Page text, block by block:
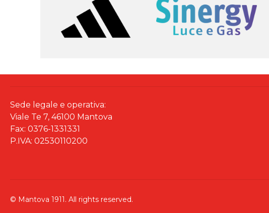
Sede legale e operativa:
Viale Te 7, 46100 Mantova
Fax: 0376-1331331
P.IVA: 02530110200
© Mantova 1911. All rights reserved.